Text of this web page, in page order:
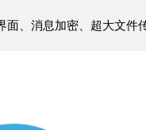
Skip
、消息加密、超大文